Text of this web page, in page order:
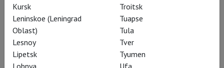
Но обе его знаменитые
трагедии посвящены
чудовищным историям
Kursk
Leninskoe (Leningrad
Oblast)
Lesnoy
Lipetsk
Lobnya
Troitsk
Tuapse
Tula
Tver
Tyumen
Ufa